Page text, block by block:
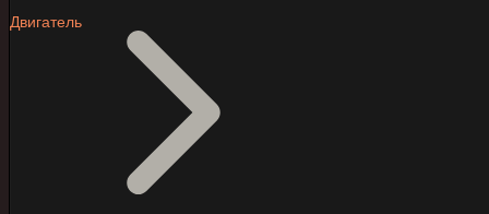
Двигатель